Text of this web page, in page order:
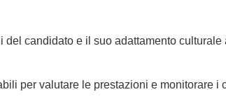
candidato e il suo adattamento culturale
per valutare le prestazioni e monitorare i